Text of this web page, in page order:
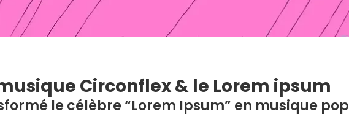
Circonflex & le Lorem ipsum
le célèbre “Lorem Ipsum” en musique pop